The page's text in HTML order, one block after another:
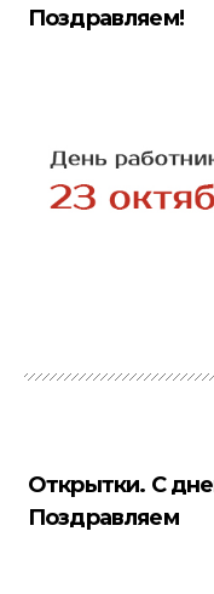
Поздравляем!
Открытки. С
Поздравляем